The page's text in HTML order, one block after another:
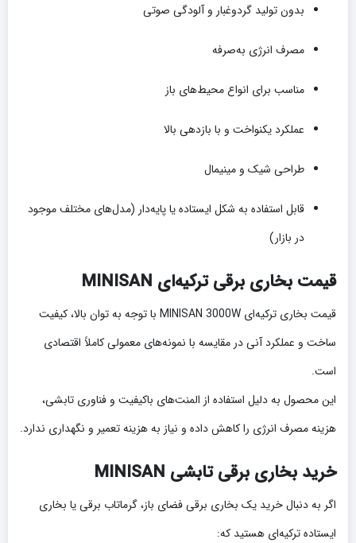
بدون تولید گردوغبار و آلودگی صوتی
مصرف انرژی به‌صرفه
مناسب برای انواع محیط‌های باز
عملکرد یکنواخت و با بازدهی بالا
طراحی شیک و مینیمال
قابل استفاده به شکل ایستاده یا پایه‌دار (مدل‌های مختلف موجود
در بازار)
قیمت بخاری برقی ترکیه‌ای MINISAN
قیمت بخاری ترکیه‌ای MINISAN 3000W با توجه به توان بالا، کیفیت
ساخت و عملکرد آنی در مقایسه با نمونه‌های معمولی کاملاً اقتصادی
است.
این محصول به دلیل استفاده از المنت‌های باکیفیت و فناوری تابشی،
هزینه مصرف انرژی را کاهش داده و نیاز به هزینه تعمیر و نگهداری ندارد.
خرید بخاری برقی تابشی MINISAN
اگر به دنبال خرید یک بخاری برقی فضای باز، گرماتاب برقی یا بخاری
ایستاده ترکیه‌ای هستید که: